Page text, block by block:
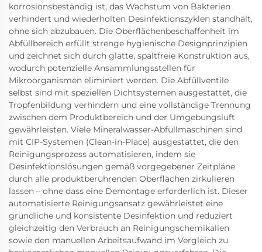
korrosionsbeständig ist, das Wachstum von Bakterien
verhindert und wiederholten Desinfektionszyklen standhält,
ohne sich abzubauen. Die Oberflächenbeschaffenheit im
Abfüllbereich erfüllt strenge hygienische Designprinzipien
und zeichnet sich durch glatte, spaltfreie Konstruktion aus,
wodurch potenzielle Ansammlungsstellen für
Mikroorganismen eliminiert werden. Die Abfüllventile
selbst sind mit speziellen Dichtsystemen ausgestattet, die
Tropfenbildung verhindern und eine vollständige Trennung
zwischen dem Produktbereich und der Umgebungsluft
gewährleisten. Viele Mineralwasser-Abfüllmaschinen sind
mit CIP-Systemen (Clean-in-Place) ausgestattet, die den
Reinigungsprozess automatisieren, indem sie
Desinfektionslösungen gemäß vorgegebener Zeitpläne
durch alle produktberührenden Oberflächen zirkulieren
lassen – ohne dass eine Demontage erforderlich ist. Dieser
automatisierte Reinigungsansatz gewährleistet eine
gründliche und konsistente Desinfektion und reduziert
gleichzeitig den Verbrauch an Reinigungschemikalien
sowie den manuellen Arbeitsaufwand im Vergleich zu